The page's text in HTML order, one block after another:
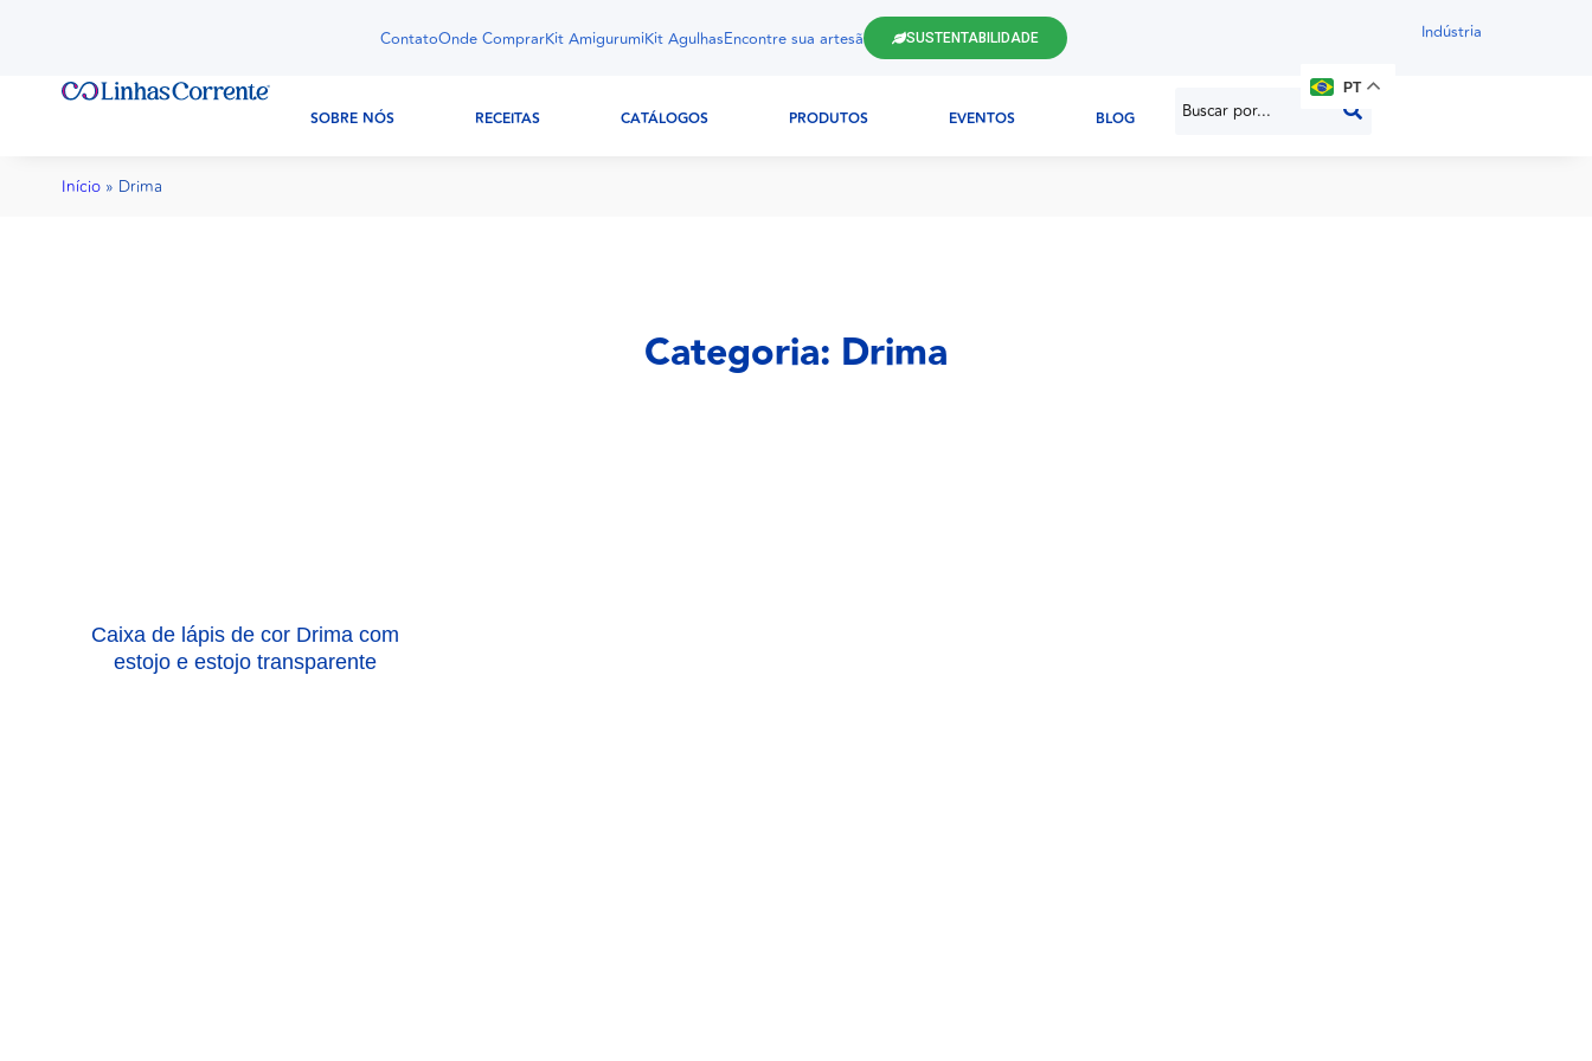
ContatoOnde ComprarKit AmigurumiKit AgulhasEncontre sua artesã SUSTENTABILIDADE Indústria
SOBRE NÓS RECEITAS CATÁLOGOS PRODUTOS EVENTOS BLOG
PT
Início » Drima
Categoria: Drima
Caixa de lápis de cor Drima com
estojo e estojo transparente